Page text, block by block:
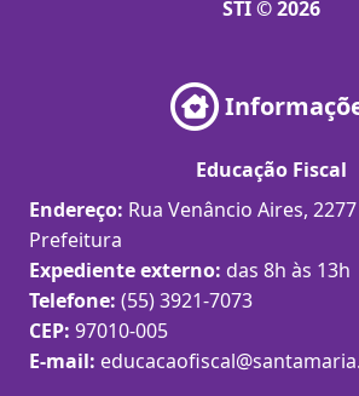
STI © 2026
Educação Fiscal
Endereço: Rua Venâncio Aires,
Prefeitura
Expediente externo: das 8h às 13h
Telefone: (55) 3921-7073
CEP: 97010-005
E-mail: